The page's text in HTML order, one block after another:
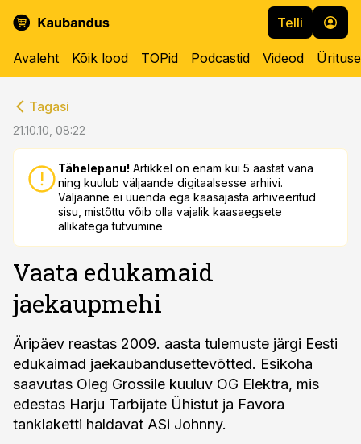
Telli
Avaleht Kõik lood TOPid Podcastid Videod
Tagasi
21.10.10, 08:22
Tähelepanu! Artikkel on enam kui 5 aastat vana
ning kuulub väljaande digitaalsesse arhiivi.
Väljaanne ei uuenda ega kaasajasta arhiveeritud
sisu, mistõttu võib olla vajalik kaasaegsete
allikatega tutvumine
Vaata edukamaid
jaekaupmehi
Äripäev reastas 2009. aasta tulemuste järgi Eesti
edukaimad jaekaubandusettevõtted. Esikoha
saavutas Oleg Grossile kuuluv OG Elektra, mis
edestas Harju Tarbijate Ühistut ja Favora
tanklaketti haldavat ASi Johnny.